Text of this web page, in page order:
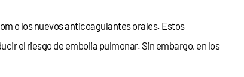
o los nuevos anticoagulantes orales. Estos
el riesgo de embolia pulmonar. Sin embargo, en los